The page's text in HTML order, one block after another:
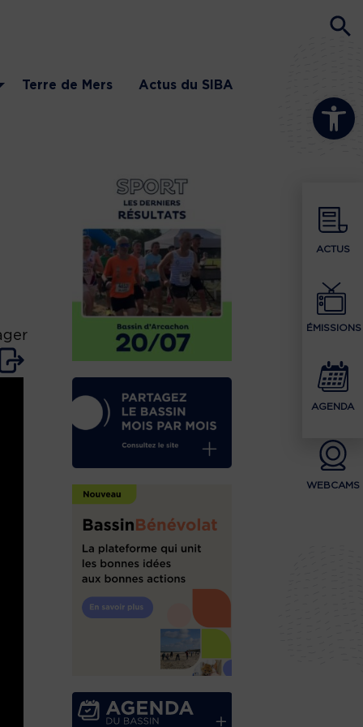
Ouvrir la
ACTUS
ÉMISSIONS
AGENDA
WEBCAMS
Terre de Mers Actus du SIBA